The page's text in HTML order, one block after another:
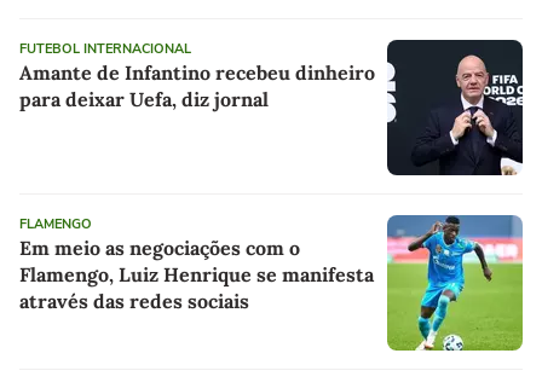
FUTEBOL INTERNACIONAL
Amante de Infantino recebeu dinheiro
para deixar Uefa, diz jornal
FLAMENGO
Em meio as negociações com o
Flamengo, Luiz Henrique se manifesta
através das redes sociais